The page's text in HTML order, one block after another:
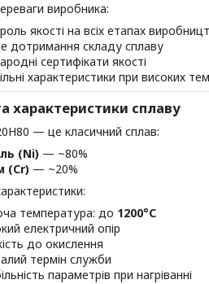
виробника:
якості на всіх етапах
дотримання складу сплаву
сертифікати якості
характеристики при високих
характеристики сплаву
— це класичний сплав:
(Ni) — ~80%
(Cr) — ~20%
температура: до 1200°C
електричний опір
до окислення
термін служби
параметрів при нагріванні